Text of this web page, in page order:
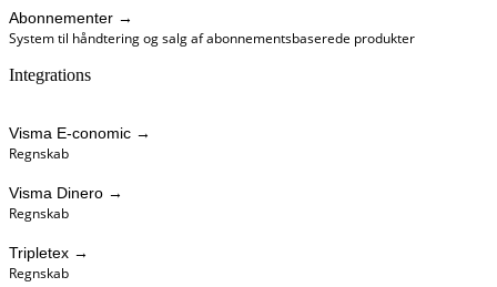
Abonnementer →
System til håndtering og salg af abonnementsbaserede produkter
Integrations
Visma E-conomic →
Regnskab
Visma Dinero →
Regnskab
Tripletex →
Regnskab